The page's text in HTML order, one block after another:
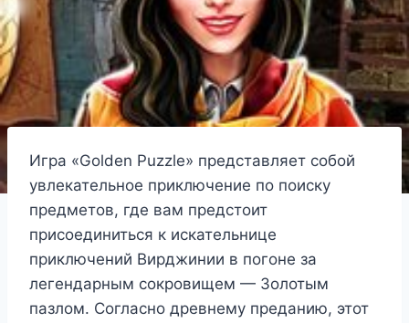
Игра «Golden Puzzle» представляет собой
увлекательное приключение по поиску
предметов, где вам предстоит
присоединиться к искательнице
приключений Вирджинии в погоне за
легендарным сокровищем — Золотым
пазлом. Согласно древнему преданию, этот